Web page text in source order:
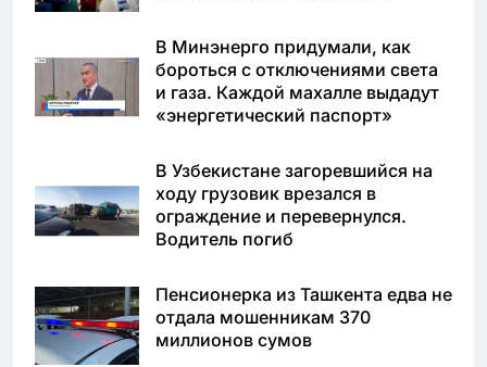
В Минэнерго придумали, как
бороться с отключениями света
и газа. Каждой махалле выдадут
«энергетический паспорт»
В Узбекистане загоревшийся на
ходу грузовик врезался в
ограждение и перевернулся.
Водитель погиб
Пенсионерка из Ташкента едва не
отдала мошенникам 370
миллионов сумов